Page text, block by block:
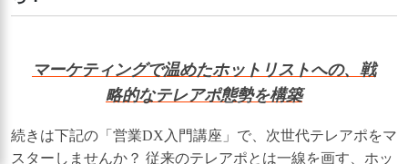
マーケティングで温めたホットリストへの、戦
略的なテレアポ態勢を構築
続きは下記の「営業DX入門講座」で、次世代テレアポをマ
スターしませんか？ 従来のテレアポとは一線を画す、ホッ